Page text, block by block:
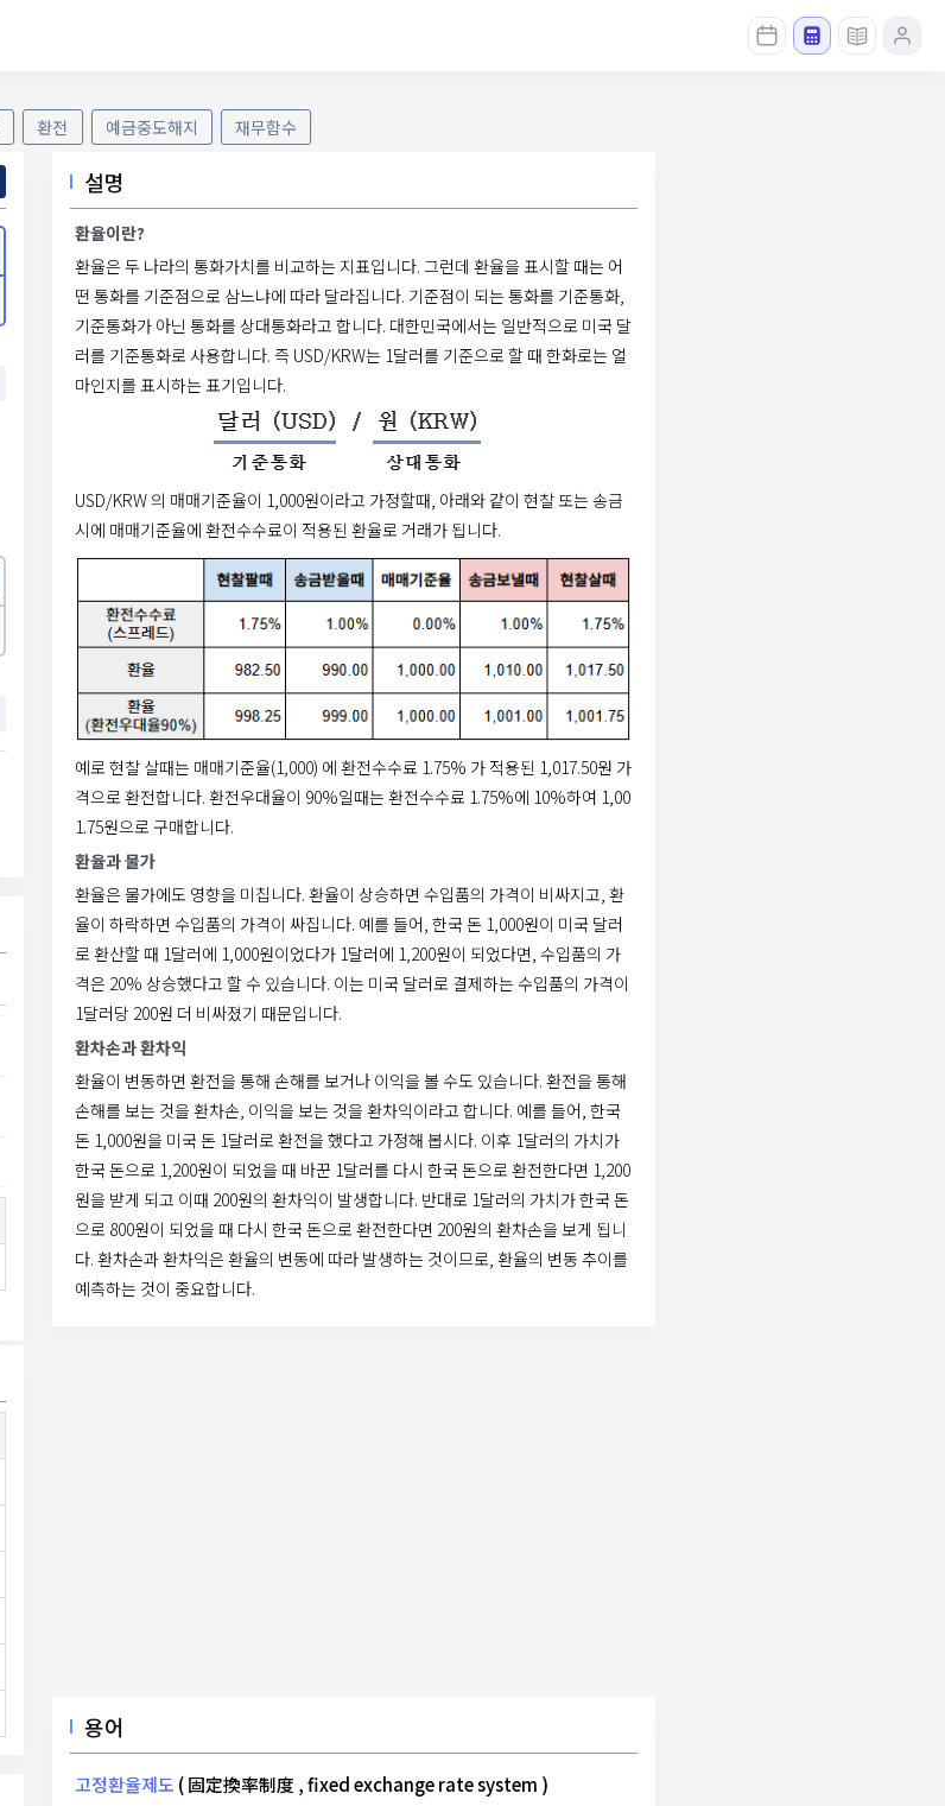
환전 예금중도해지 재무함수
설명
환율이란?
환율은 두 나라의 통화가치를 비교하는 지표입니다. 그런데 환율을 표시할 때는 어
떤 통화를 기준점으로 삼느냐에 따라 달라집니다. 기준점이 되는 통화를 기준통화,
기준통화가 아닌 통화를 상대통화라고 합니다. 대한민국에서는 일반적으로 미국 달
러를 기준통화로 사용합니다. 즉 USD/KRW는 1달러를 기준으로 할 때 한화로는 얼
마인지를 표시하는 표기입니다.
USD/KRW 의 매매기준율이 1,000원이라고 가정할때, 아래와 같이 현찰 또는 송금
시에 매매기준율에 환전수수료이 적용된 환율로 거래가 됩니다.
예로 현찰 살때는 매매기준율(1,000) 에 환전수수료 1.75% 가 적용된 1,017.50원 가
격으로 환전합니다. 환전우대율이 90%일때는 환전수수료 1.75%에 10%하여 1,00
1.75원으로 구매합니다.
환율과 물가
환율은 물가에도 영향을 미칩니다. 환율이 상승하면 수입품의 가격이 비싸지고, 환
율이 하락하면 수입품의 가격이 싸집니다. 예를 들어, 한국 돈 1,000원이 미국 달러
로 환산할 때 1달러에 1,000원이었다가 1달러에 1,200원이 되었다면, 수입품의 가
격은 20% 상승했다고 할 수 있습니다. 이는 미국 달러로 결제하는 수입품의 가격이
1달러당 200원 더 비싸졌기 때문입니다.
환차손과 환차익
환율이 변동하면 환전을 통해 손해를 보거나 이익을 볼 수도 있습니다. 환전을 통해
손해를 보는 것을 환차손, 이익을 보는 것을 환차익이라고 합니다. 예를 들어, 한국
돈 1,000원을 미국 돈 1달러로 환전을 했다고 가정해 봅시다. 이후 1달러의 가치가
한국 돈으로 1,200원이 되었을 때 바꾼 1달러를 다시 한국 돈으로 환전한다면 1,200
원을 받게 되고 이때 200원의 환차익이 발생합니다. 반대로 1달러의 가치가 한국 돈
으로 800원이 되었을 때 다시 한국 돈으로 환전한다면 200원의 환차손을 보게 됩니
다. 환차손과 환차익은 환율의 변동에 따라 발생하는 것이므로, 환율의 변동 추이를
예측하는 것이 중요합니다.
용어
고정환율제도 ( 固定換率制度 , fixed exchange rate system )